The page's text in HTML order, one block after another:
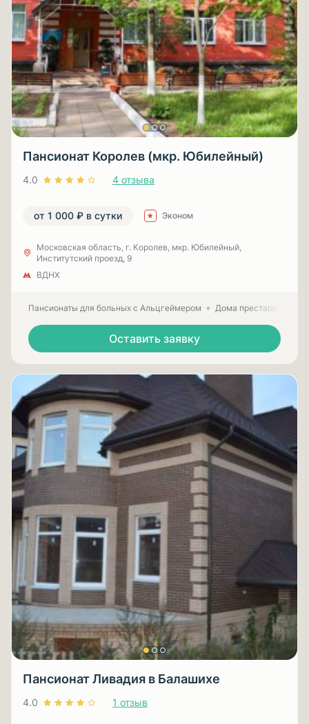
Пансионат Королев (мкр. Юбилейный)
4.0 4 отзыва
от 1 000 ₽ в сутки Эконом
Московская область, г. Королев, мкр. Юбилейный,
Институтский проезд, 9
ВДНХ
Пансионаты для больных с Альцгеймером Дома престарелых
Оставить заявку
Пансионат Ливадия в Балашихе
4.0 1 отзыв